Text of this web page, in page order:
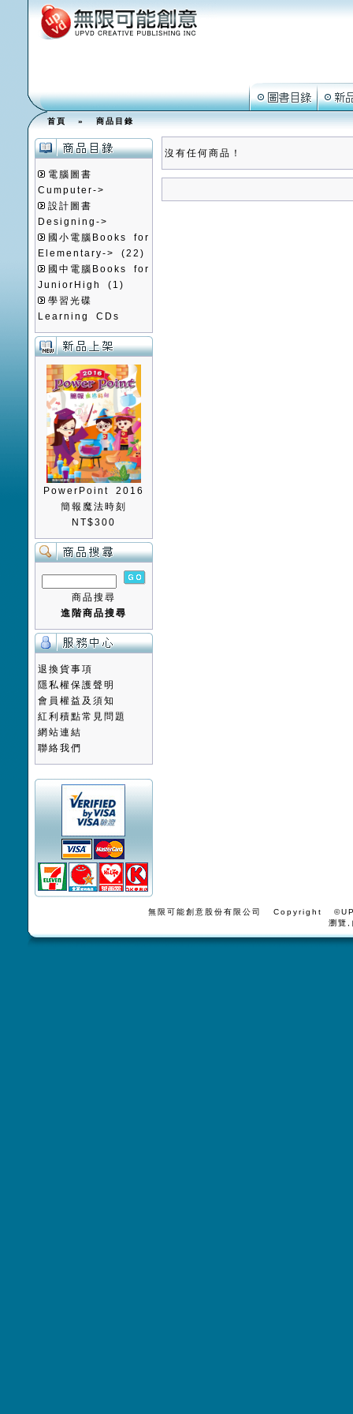
首頁»商品目錄
電腦圖書
Cumputer->
設計圖書
Designing->
國小電腦Books for
Elementary->
(22)
國中電腦Books for
JuniorHigh
(1)
學習光碟
Learning CDs
PowerPoint 2016
簡報魔法時刻
NT$300
商品搜尋
進階商品搜尋
退換貨事項
隱私權保護聲明
會員權益及須知
紅利積點常見問題
網站連結
聯絡我們
沒有任何商品！
無限可能創意股份有限公司 Copyright
瀏